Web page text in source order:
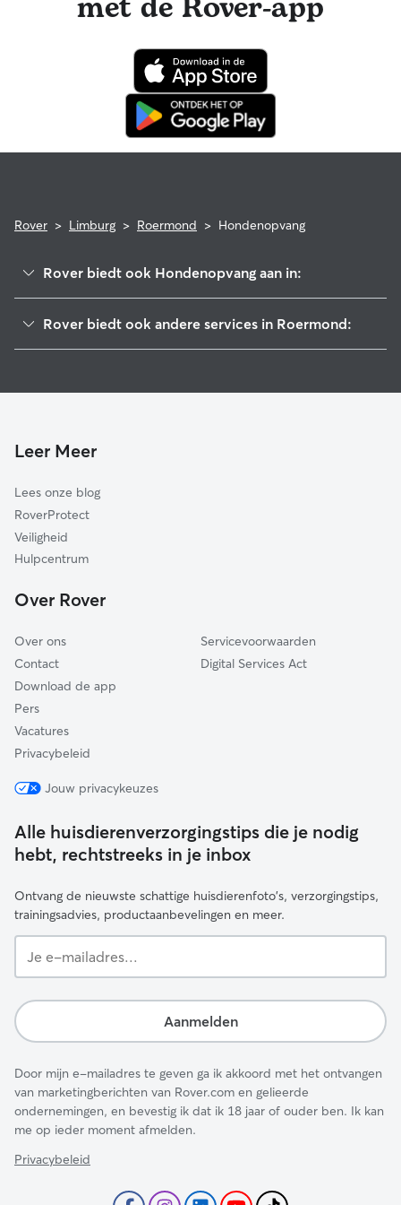
maken. Je hond is via het Rover Garantie-programma
Rover > Limburg > Roermond > Hondenopvang
Rover biedt ook Hondenopvang aan in:
Beesel
Peel en Maas
Weert
Venlo
Sittard-Geleen
Brunssum
Rover biedt ook andere services in Roermond:
Leer Meer
Lees onze blog
RoverProtect
Veiligheid
Hulpcentrum
Over Rover
Over ons
Contact
Download de app
Pers
Vacatures
Privacybeleid
Servicevoorwaarden
Digital Services Act
Jouw privacykeuzes
Alle huisdierenverzorgingstips die je nodig
hebt, rechtstreeks in je inbox
Ontvang de nieuwste schattige huisdierenfoto's, verzorgingstips,
trainingsadvies, productaanbevelingen en meer.
e-
Aanmelden
Door mijn e-mailadres te geven ga ik akkoord met het ontvangen
van marketingberichten van Rover.com en gelieerde
ondernemingen, en bevestig ik dat ik 18 jaar of ouder ben. Ik kan
me op ieder moment afmelden.
Privacybeleid